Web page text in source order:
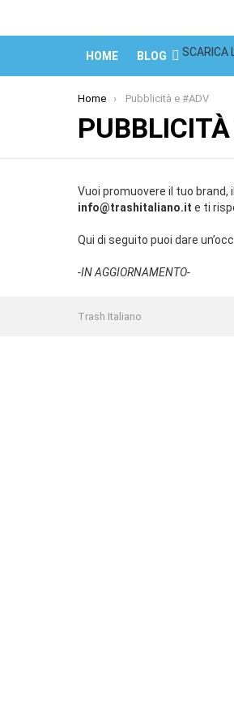
HOME BLOG SCARICA
You are here:
Home Pubblicità e #ADV
Vuoi promuovere il tuo
info@trashitaliano.it e ti
Qui di seguito puoi dare
-IN AGGIORNAMENTO-
Trash Italiano